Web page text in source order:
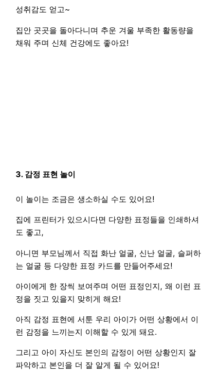
성취감도 얻고~
집안 곳곳을 돌아다니며 추운 겨울 부족한 활동량을
채워 주며 신체 건강에도 좋아요!
3. 감정 표현 놀이
이 놀이는 조금은 생소하실 수도 있어요!
집에 프린터가 있으시다면 다양한 표정들을 인쇄하셔
도 좋고,
아니면 부모님께서 직접 화난 얼굴, 신난 얼굴, 슬퍼하
는 얼굴 등 다양한 표정 카드를 만들어주세요!
아이에게 한 장씩 보여주며 어떤 표정인지, 왜 이런 표
정을 짓고 있을지 맞히게 해요!
아직 감정 표현에 서툰 우리 아이가 어떤 상황에서 이
런 감정을 느끼는지 이해할 수 있게 돼요.
그리고 아이 자신도 본인의 감정이 어떤 상황인지 잘
파악하고 본인을 더 잘 알게 될 수 있어요!